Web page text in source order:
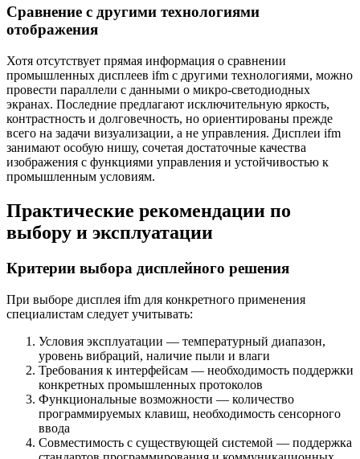
Сравнение с другими технологиями
отображения
Хотя отсутствует прямая информация о сравнении
промышленных дисплеев ifm с другими технологиями, можно
провести параллели с данными о микро-светодиодных
экранах. Последние предлагают исключительную яркость,
контрастность и долговечность, но ориентированы прежде
всего на задачи визуализации, а не управления. Дисплеи ifm
занимают особую нишу, сочетая достаточные качества
изображения с функциями управления и устойчивостью к
промышленным условиям.
Практические рекомендации по
выбору и эксплуатации
Критерии выбора дисплейного решения
При выборе дисплея ifm для конкретного применения
специалистам следует учитывать:
Условия эксплуатации — температурный диапазон,
уровень вибраций, наличие пыли и влаги
Требования к интерфейсам — необходимость поддержки
конкретных промышленных протоколов
Функциональные возможности — количество
программируемых клавиш, необходимость сенсорного
ввода
Совместимость с существующей системой — поддержка